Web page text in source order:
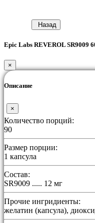
Назад
Epic Labs REVEROL SR9009
×
Описание
×
Количество порций:
90
Размер порции:
1 капсула
Состав:
SR9009 ..... 12 мг
Прочие ингридиенты:
желатин (капсула),